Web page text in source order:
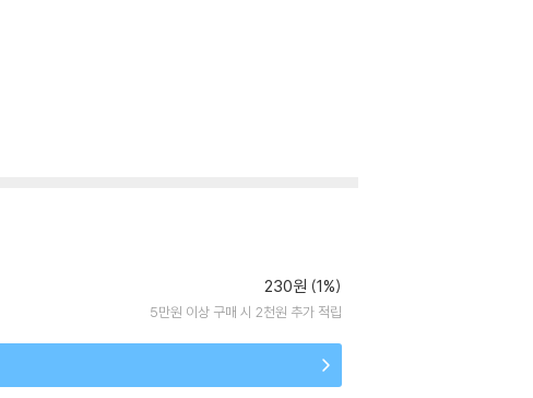
230원 (1%)
5만원 이상 구매 시 2천원 추가 적립